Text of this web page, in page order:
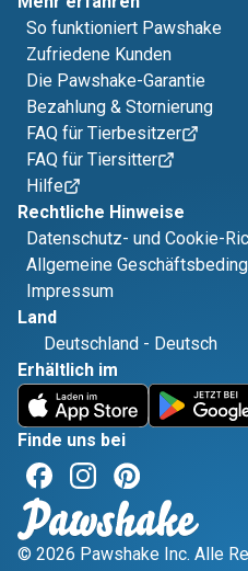
So funktioniert Pawshake
Zufriedene Kunden
Die Pawshake-Garantie
Bezahlung & Stornierung
FAQ für Tierbesitzer
FAQ für Tiersitter
Hilfe
Rechtliche Hinweise
Datenschutz- und Cookie-
Allgemeine
Impressum
Land
Deutschland - Deutsch
Erhältlich im
Finde uns bei
© 2026 Pawshake Inc. Alle